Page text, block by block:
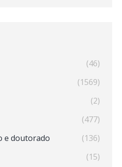
(46)
(1569)
(2)
(477)
e doutorado
(136)
(15)